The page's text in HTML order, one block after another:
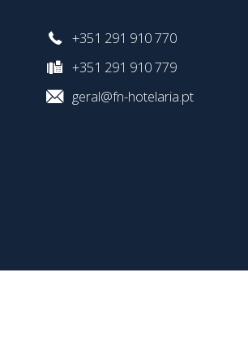
+351 291 910 770
+351 291 910 779
geral@fn-hotelaria.pt